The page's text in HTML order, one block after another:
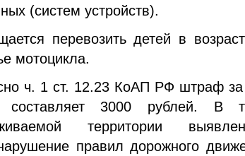
(систем устройств).
перевозить детей в
мотоцикла.
ч. 1 ст. 12.23 КоАП РФ штраф
составляет 3000 рублей.
территории
правил дорожного